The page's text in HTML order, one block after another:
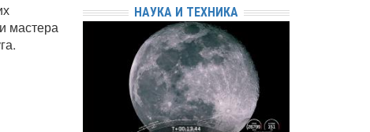
мастера
НАУКА И ТЕХНИКА